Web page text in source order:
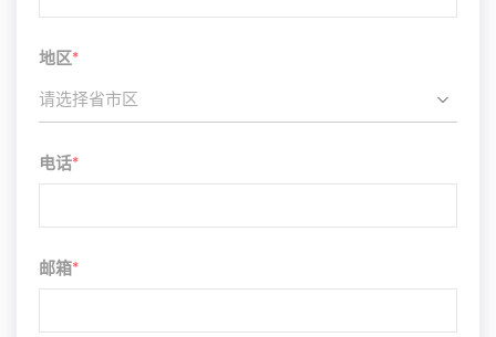
地区*
请选择省市区
电话*
邮箱*